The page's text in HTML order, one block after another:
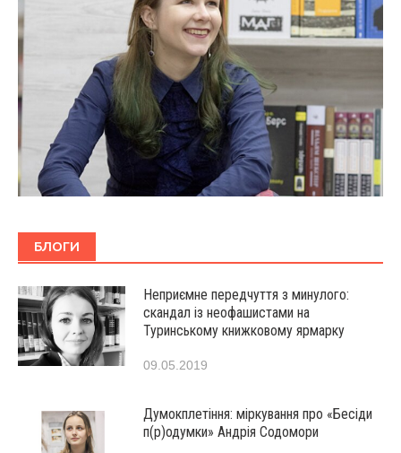
БЛОГИ
Неприємне передчуття з минулого:
скандал із неофашистами на
Туринському книжковому ярмарку
09.05.2019
Думокплетіння: міркування про «Бесіди
п(р)одумки» Андрія Содомори